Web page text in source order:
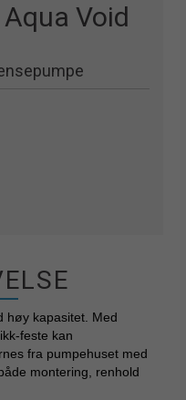
Void
høy kapasitet. Med
feste kan
fra pumpehuset med
montering, renhold